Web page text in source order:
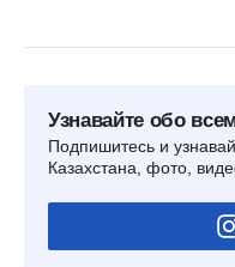
Узнавайте обо
Подпишитесь и
Казахстана, фото,